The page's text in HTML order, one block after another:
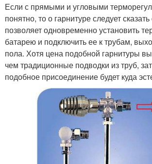
Если с прямыми и угловыми
понятно, то о гарнитуре следует
позволяет одновременно установить
батарею и подключить ее к трубам,
пола. Хотя цена подобной гарнитуры
чем традиционные подводки из труб,
подобное присоединение будет куда